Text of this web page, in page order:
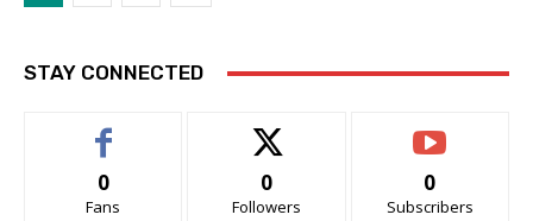
STAY CONNECTED
0
Fans
0
Followers
0
Subscribers